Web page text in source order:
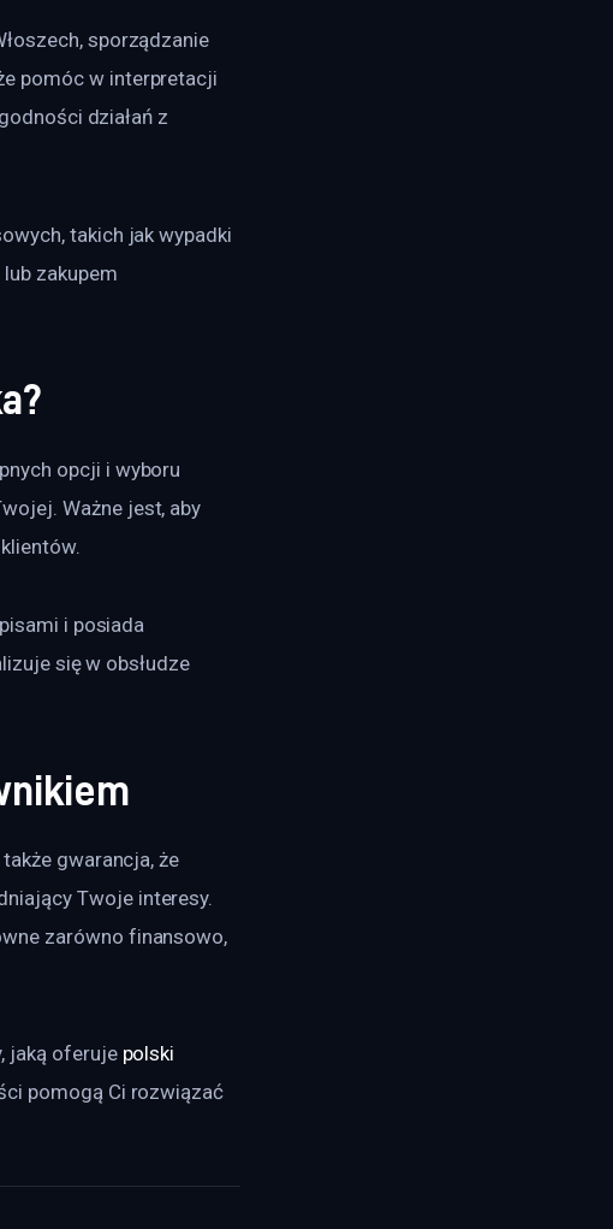
sporządzanie
pomóc w interpretacji
działań z
takich jak wypadki
zakupem
opcji i wyboru
Ważne jest, aby
i posiada
się w obsłudze
gwarancja, że
Twoje interesy.
zarówno finansowo,
jaką oferuje polski
pomogą Ci rozwiązać